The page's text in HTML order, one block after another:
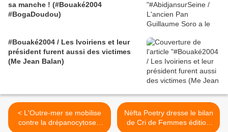
sa manche ! (#Bouaké2004
#BogaDoudou)
#Bouaké2004 / Les Ivoiriens et leur
président furent aussi des victimes
(Me Jean Balan)
< L'Outre-mer se mobilise
contre la drépanocytose -
Nèfta Poetry dresse le bilan
de Cri de Femmes édition